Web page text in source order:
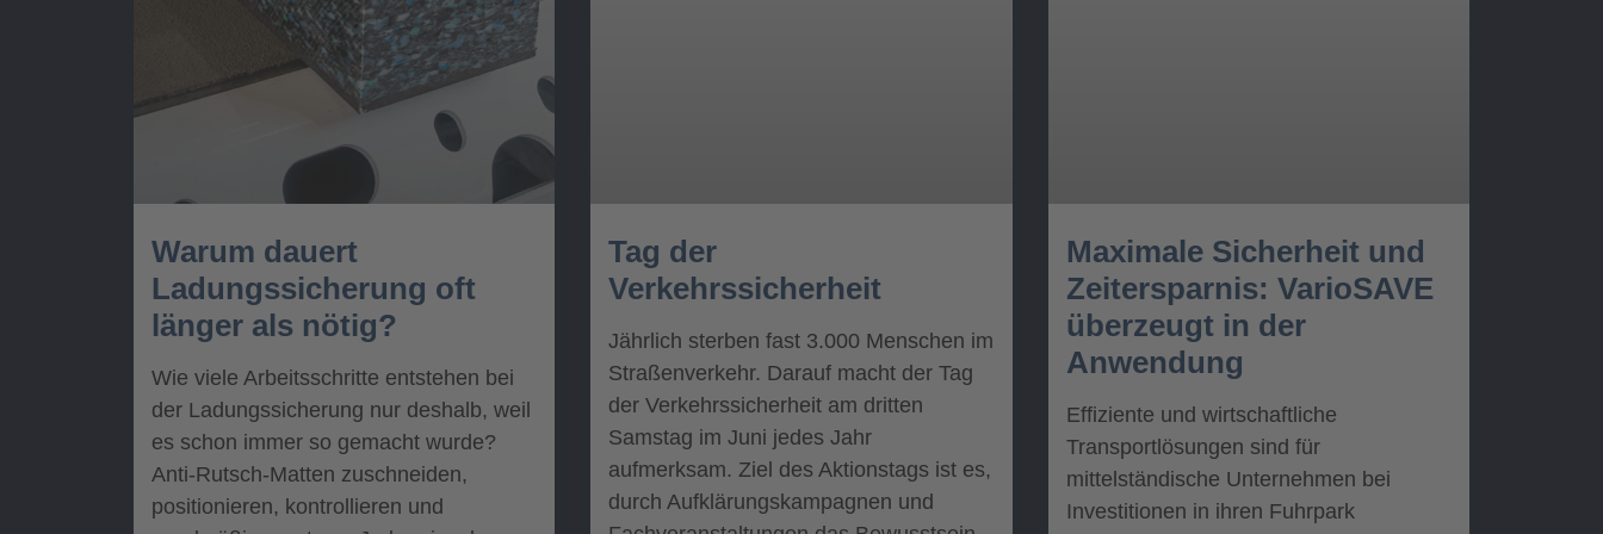
Warum dauert
Ladungssicherung oft
länger als nötig?
Wie viele Arbeitsschritte entstehen bei
der Ladungssicherung nur deshalb, weil
es schon immer so gemacht wurde?
Anti-Rutsch-Matten zuschneiden,
positionieren, kontrollieren und
Tag der
Verkehrssicherheit
Jährlich sterben fast 3.000 Menschen im
Straßenverkehr. Darauf macht der Tag
der Verkehrssicherheit am dritten
Samstag im Juni jedes Jahr
aufmerksam. Ziel des Aktionstags ist es,
durch Aufklärungskampagnen und
Maximale Sicherheit und
Zeitersparnis: VarioSAVE
überzeugt in der
Anwendung
Effiziente und wirtschaftliche
Transportlösungen sind für
mittelständische Unternehmen bei
Investitionen in ihren Fuhrpark